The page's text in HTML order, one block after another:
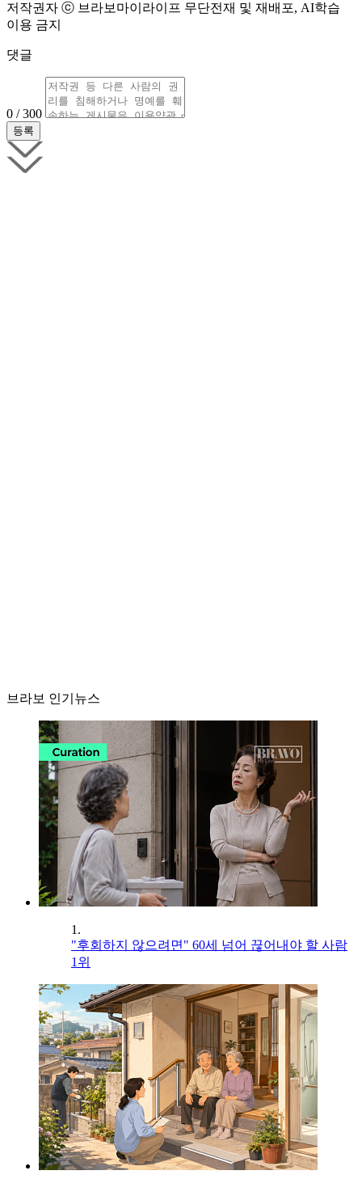
저작권자 ⓒ 브라보마이라이프 무단전재 및 재배포, AI학습
이용 금지
댓글
0 / 300
브라보 인기뉴스
1.
"후회하지 않으려면" 60세 넘어 끊어내야 할 사람
1위